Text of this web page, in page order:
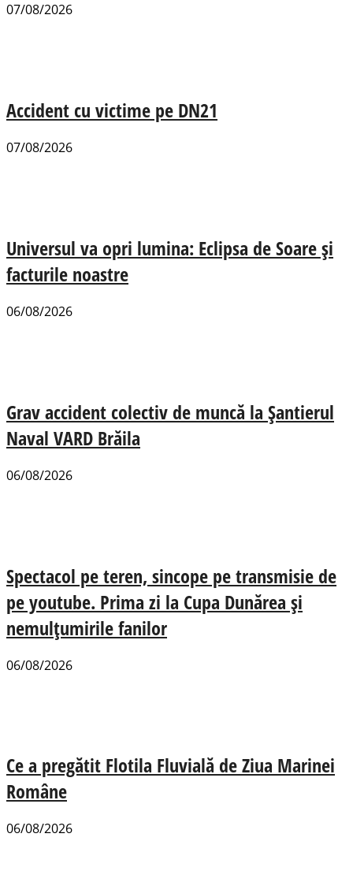
07/08/2026
Accident cu victime pe DN21
07/08/2026
Universul va opri lumina: Eclipsa de Soare și
facturile noastre
06/08/2026
Grav accident colectiv de muncă la Șantierul
Naval VARD Brăila
06/08/2026
Spectacol pe teren, sincope pe transmisie de
pe youtube. Prima zi la Cupa Dunărea și
nemulțumirile fanilor
06/08/2026
Ce a pregătit Flotila Fluvială de Ziua Marinei
Române
06/08/2026